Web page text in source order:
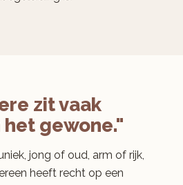
zit vaak
gewone."
jong of oud, arm of rijk,
heeft recht op een